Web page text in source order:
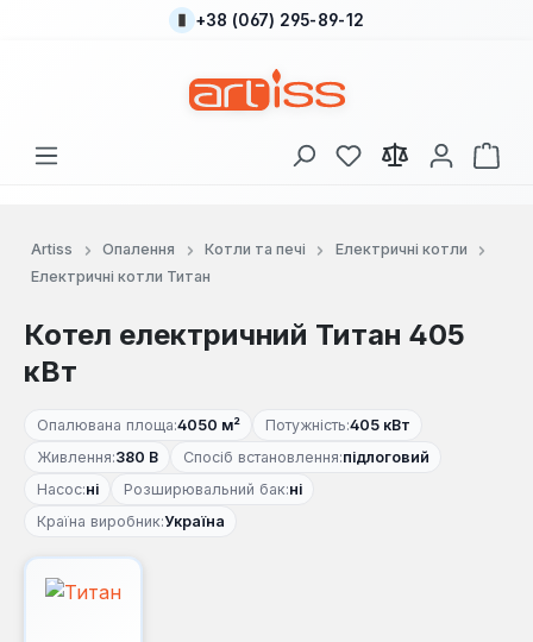
Перейти до основного вмісту
+38 (067) 295-89-12
У вас є 0 у списку
Artiss Опалення Котли та печі
Електричні котли
Електричні котли Титан
Котел електричний Титан 405
кВт
Опалювана площа:4050 м² Потужність:405 кВт
Живлення:380 В Спосіб встановлення:підлоговий
Насос:ні Розширювальний бак:ні
Країна виробник:Україна